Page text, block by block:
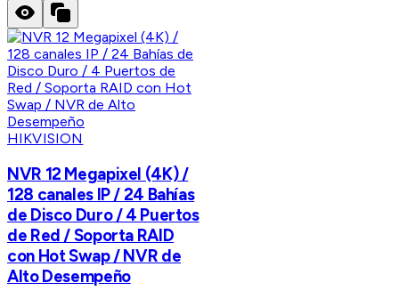
HIKVISION
NVR 12 Megapixel (4K) /
128 canales IP / 24 Bahías
de Disco Duro / 4 Puertos
de Red / Soporta RAID
con Hot Swap / NVR de
Alto Desempeño